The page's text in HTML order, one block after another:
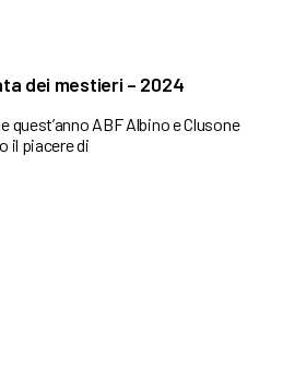
dei mestieri – 2024
quest’anno ABF Albino e Clusone
il piacere di